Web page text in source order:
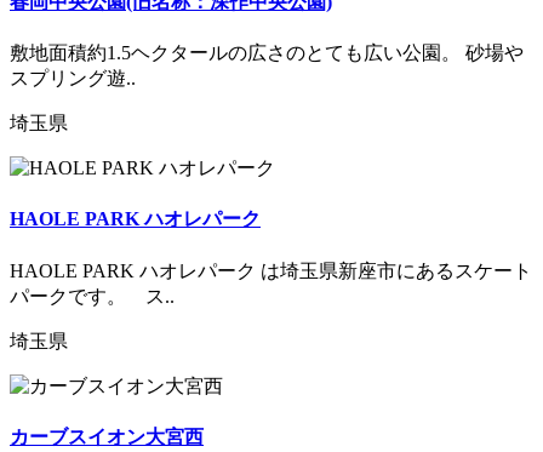
敷地面積約1.5ヘクタールの広さのとても広い公園。 砂場や
スプリング遊..
埼玉県
HAOLE PARK ハオレパーク
HAOLE PARK ハオレパーク は埼玉県新座市にあるスケート
パークです。 ス..
埼玉県
カーブスイオン大宮西